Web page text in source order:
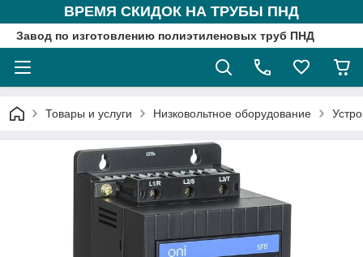
ВРЕМЯ СКИДОК НА ТРУБЫ ПНД
Завод по изготовлению полиэтиленовых труб ПНД
Товары и услуги Низковольтное оборудование